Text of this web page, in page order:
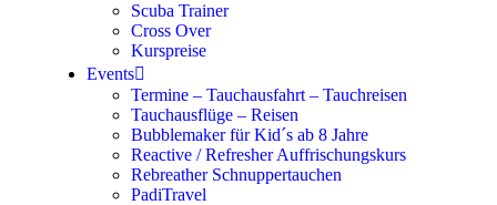
Scuba Trainer
Cross Over
Kurspreise
Events
Termine – Tauchausfahrt – Tauchreisen
Tauchausflüge – Reisen
Bubblemaker für Kid´s ab 8 Jahre
Reactive / Refresher Auffrischungskurs
Rebreather Schnuppertauchen
PadiTravel